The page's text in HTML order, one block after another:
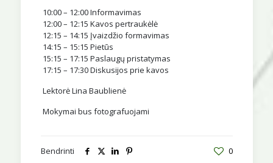
10:00 – 12:00 Informavimas
12:00 – 12:15 Kavos pertraukėlė
12:15 – 14:15 Įvaizdžio formavimas
14:15 – 15:15 Pietūs
15:15 – 17:15 Paslaugų pristatymas
17:15 – 17:30 Diskusijos prie kavos
Lektorė Lina Baublienė
Mokymai bus fotografuojami
Bendrinti 0